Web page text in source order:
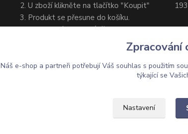
2. U zboží klikněte na tlačítko "Koupit"
3. Produkt se přesune do košíku.
4. Zvolte způsob dodání/platby.
Upravit sběr
Zpracování
Náš e-shop a partneři potřebují Váš souhlas s použitím
týkající se
Nastavení